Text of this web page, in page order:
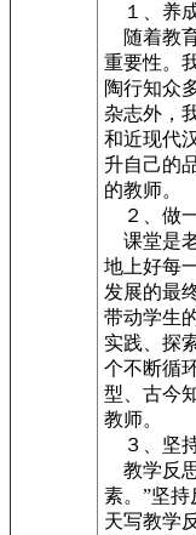
１、养
随着教
重要性。
陶行知众
杂志外，
和近现代
升自己的
的教师。
２、做
课堂是
地上好每
发展的最
带动学生
实践、探
个不断循
型、古今
教师。
３、坚持
教学反
素。”坚
天写教学